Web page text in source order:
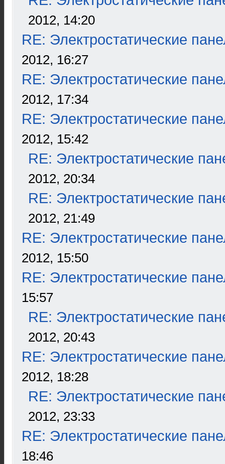
2012, 14:20
RE: Электростатические
2012, 16:27
RE: Электростатические
2012, 17:34
RE: Электростатические
2012, 15:42
RE: Электростатические
2012, 20:34
RE: Электростатические
2012, 21:49
RE: Электростатические
2012, 15:50
RE: Электростатические
15:57
RE: Электростатические
2012, 20:43
RE: Электростатические
2012, 18:28
RE: Электростатические
2012, 23:33
RE: Электростатические
18:46